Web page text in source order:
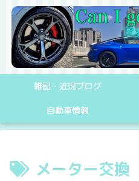
雑記・近況ブログ
自動車情報
メーター交換